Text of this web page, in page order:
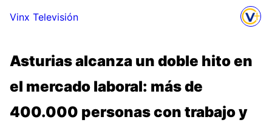
Vinx Televisión
Asturias alcanza un doble hito en
el mercado laboral: más de
400.000 personas con trabajo y